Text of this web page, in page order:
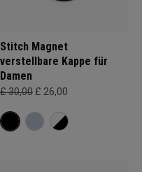
Stitch Magnet
verstellbare Kappe für
Damen
£ 30,00 £ 26,00